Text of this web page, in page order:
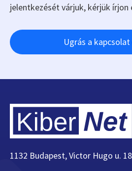
jelentkezését várjuk, kérjük írjon
Ugrás a
1132 Budapest, Victor Hugo u.